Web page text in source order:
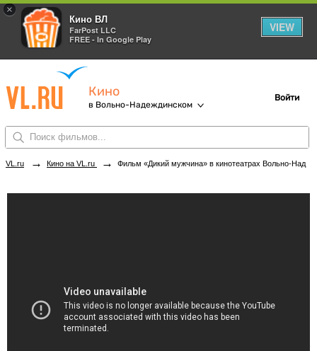
×
Кино ВЛ
FarPost LLC
FREE - In Google Play
VIEW
Кино
в Вольно-Надеждинском
Войти
VL.ru → Кино на VL.ru → Фильм «Дикий мужчина» в кинотеатрах Вольно-Надеждинского. Купить билеты!